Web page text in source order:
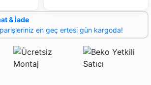
& İade
en geç ertesi gün kargoda!